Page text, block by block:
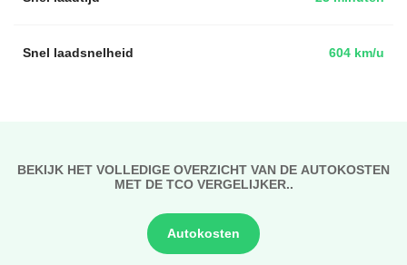
Snel laadsnelheid 604 km/u
BEKIJK HET VOLLEDIGE OVERZICHT VAN DE AUTOKOSTEN
MET DE TCO VERGELIJKER..
Autokosten